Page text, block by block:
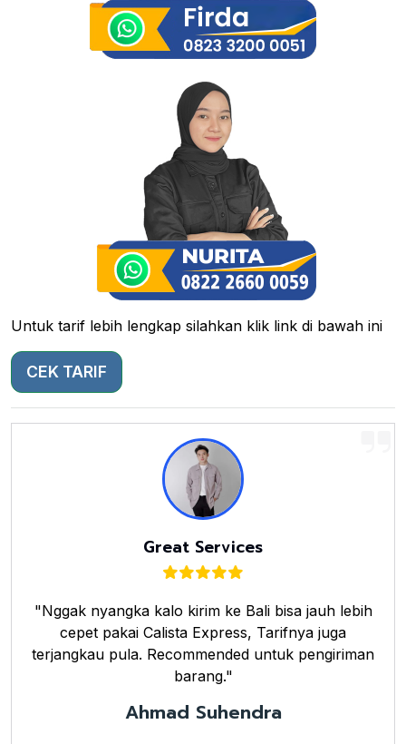
Untuk tarif lebih lengkap silahkan klik link di bawah ini
CEK TARIF
Great Services
"Nggak nyangka kalo kirim ke Bali bisa jauh lebih
cepet pakai Calista Express, Tarifnya juga
terjangkau pula. Recommended untuk pengiriman
barang."
Ahmad Suhendra